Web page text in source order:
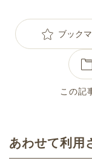
ブック
この記
あわせて利用